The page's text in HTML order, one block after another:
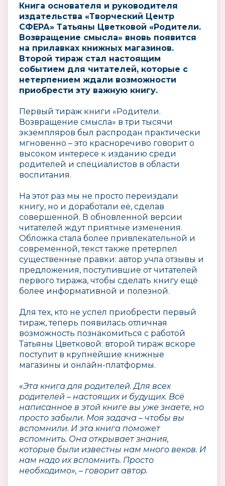
Книга основателя и руководителя
издательства «Творческий Центр
СФЕРА» Татьяны Цветковой «Родители.
Возвращение смысла» вновь появится
на прилавках книжных магазинов.
Второй тираж стал настоящим
событием для читателей, которые с
нетерпением ждали возможности
приобрести эту важную книгу.
Первый тираж книги «Родители.
Возвращение смысла» в три тысячи
экземпляров был распродан практически
мгновенно – это красноречиво говорит о
высоком интересе к изданию среди
родителей и специалистов в области
воспитания.
На этот раз мы не просто переиздали
книгу, но и доработали её, сделав
совершенной. В обновленной версии
читателей ждут приятные изменения.
Обложка стала более привлекательной и
современной, текст также претерпел
существенные правки: автор учла отзывы и
предложения, поступившие от читателей
первого тиража, чтобы сделать книгу ещё
более информативной и полезной.
Для тех, кто не успел приобрести первый
тираж, теперь появилась отличная
возможность познакомиться с работой
Татьяны Цветковой: второй тираж вскоре
поступит в крупнейшие книжные
магазины и онлайн-платформы.
«Эта книга для родителей. Для всех
родителей – настоящих и будущих. Всё
написанное в этой книге вы уже знаете, но
просто забыли. Моя задача – чтобы вы
вспомнили. И эта книга поможет
вспомнить. Она открывает знания,
которые были известны нам много веков. И
нам надо их вспомнить. Просто
необходимо», – говорит автор.